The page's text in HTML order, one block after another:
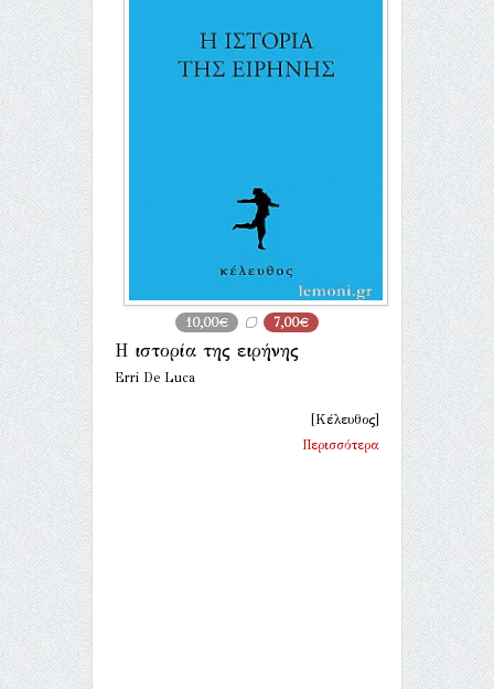
10,00€ 7,00€
Η ιστορία της ειρήνης
Erri De Luca
[Κέλευθος]
Περισσότερα